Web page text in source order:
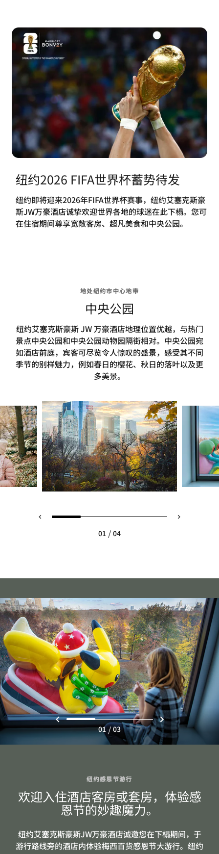
纽约2026 FIFA世界杯蓄势待发
纽约即将迎来2026年FIFA世界杯赛事，纽约艾塞克斯豪
斯JW万豪酒店诚挚欢迎世界各地的球迷在此下榻。您可
在住宿期间尊享宽敞客房、超凡美食和中央公园。
地处纽约市中心地带
中央公园
纽约艾塞克斯豪斯 JW 万豪酒店地理位置优越，与热门
景点中央公园和中央公园动物园隔街相对。中央公园宛
如酒店前庭，宾客可尽览令人惊叹的盛景，感受其不同
季节的别样魅力，例如春日的樱花、秋日的落叶以及更
多美景。
01 / 04
纽约感恩节游行
欢迎入住酒店客房或套房，体验感
恩节的妙趣魔力。
纽约艾塞克斯豪斯JW万豪酒店诚邀您在下榻期间，于
游行路线旁的酒店内体验梅西百货感恩节大游行。纽约
01 / 03